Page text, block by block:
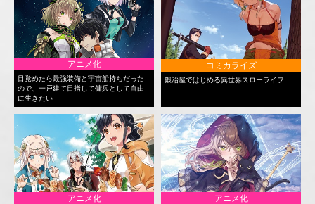
アニメ化
目覚めたら最強装備と宇宙船持ちだった
ので、一戸建て目指して傭兵として自由
に生きたい
コミカライズ
鍛冶屋ではじめる異世界スローライフ
アニメ化 アニメ化